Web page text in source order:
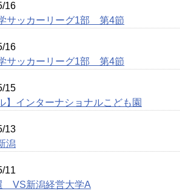
16
サッカーリーグ1部 第4節
16
サッカーリーグ1部 第4節
15
】インターナショナルこども園
13
潟
11
VS新潟経営大学A